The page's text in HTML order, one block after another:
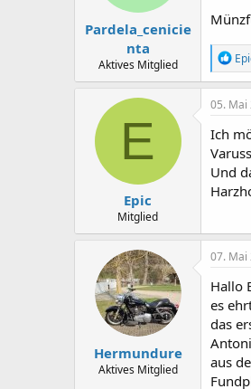
Pardela_cenicie
nta
Aktives Mitglied
R
e
a
k
i
o
n
e
n
:
E
Epic
Mitglied
05. Mai
Ich
Und
Hermundure
Aktives Mitglied
07. Mai
Hallo
es
das
aus